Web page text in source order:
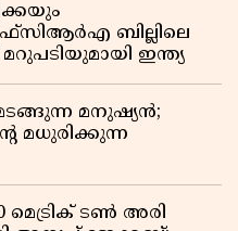
ബില്ലിലെ
ഇന്ത്യ
മടങ്ങുന്ന മനുഷ്യൻ;
മധുരിക്കുന്ന
ടൺ അരി